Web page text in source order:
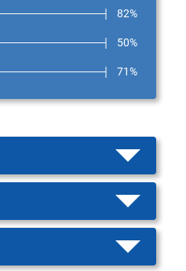
82%
50%
71%